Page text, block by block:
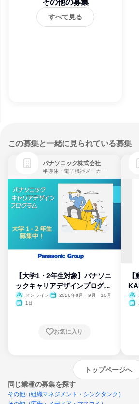
その他の募集
すべて見る
この募集と一緒に見られている募集
パナソニック株式会社
半導体・電子機器メーカー
【大学1・2年生対象】パナソニ
ックキャリアデザインプログラ
ム
オンライン
2026年8月・9月・10月
1日
お気に入り
トップページへ
同じ業種の募集を探す
その他（組織マネジメント・シンクタンク）